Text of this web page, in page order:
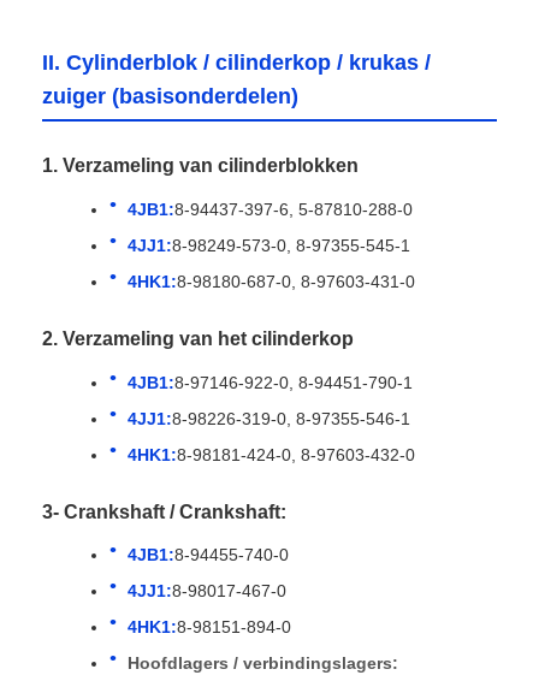
II. Cylinderblok / cilinderkop / krukas /
zuiger (basisonderdelen)
1. Verzameling van cilinderblokken
4JB1:8-94437-397-6, 5-87810-288-0
4JJ1:8-98249-573-0, 8-97355-545-1
4HK1:8-98180-687-0, 8-97603-431-0
2. Verzameling van het cilinderkop
4JB1:8-97146-922-0, 8-94451-790-1
4JJ1:8-98226-319-0, 8-97355-546-1
4HK1:8-98181-424-0, 8-97603-432-0
3- Crankshaft / Crankshaft:
4JB1:8-94455-740-0
4JJ1:8-98017-467-0
4HK1:8-98151-894-0
Hoofdlagers / verbindingslagers: